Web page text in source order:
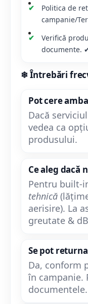
Politica de
campanie/
Verifică
documente.
❄ Întrebări
Pot cere
Dacă
vedea ca
produsului.
Ce aleg dacă
Pentru built-
tehnică
aerisire). La
greutate &
Se pot
Da, conform
în campanie.
documentele.